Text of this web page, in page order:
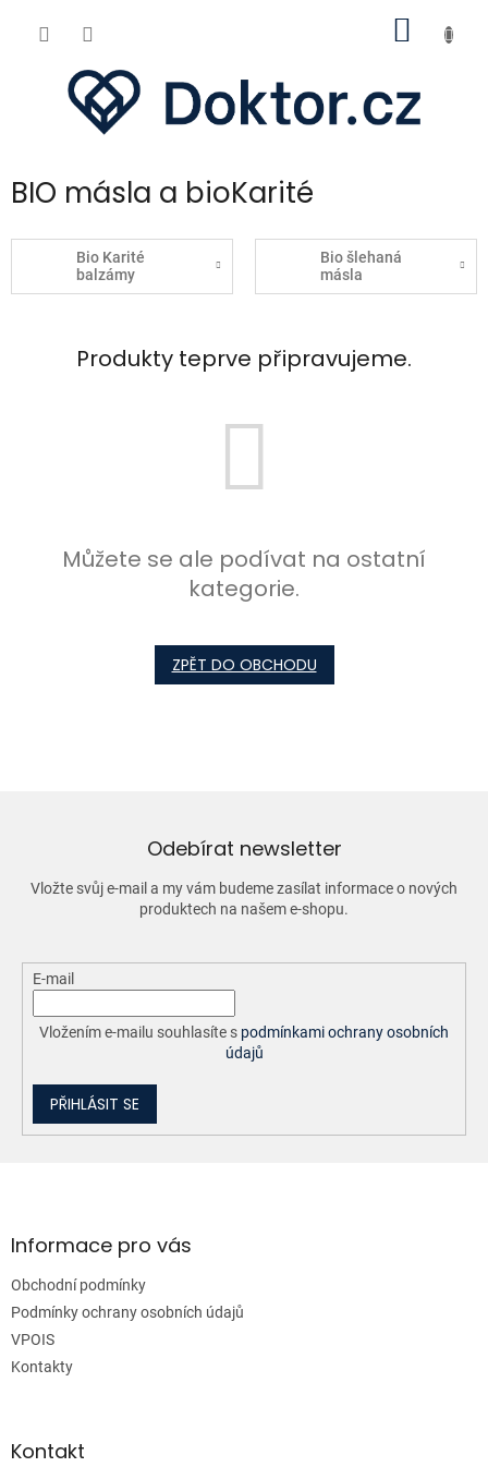
BIO másla a bioKarité
Bio Karité
balzámy
Bio šlehaná
másla
Produkty teprve připravujeme.
Můžete se ale podívat na ostatní
kategorie.
ZPĚT DO OBCHODU
Odebírat newsletter
Vložte svůj e-mail a my vám budeme zasílat informace o nových
produktech na našem e-shopu.
E-mail
Vložením e-mailu souhlasíte s podmínkami ochrany osobních
údajů
PŘIHLÁSIT SE
aInformace pro vás
Obchodní podmínky
Podmínky ochrany osobních údajů
VPOIS
Kontakty
Kontakt